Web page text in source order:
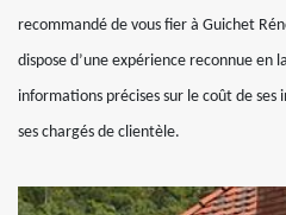
recommandé de vous fier à Guichet
dispose d’une expérience reconnue en
informations précises sur le coût de ses
ses chargés de clientèle.